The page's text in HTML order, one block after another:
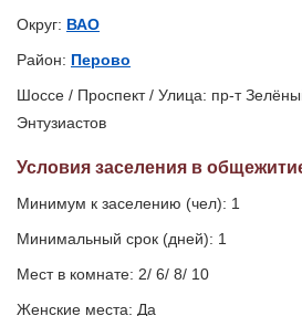
Округ: ВАО
Район: Перово
Шоссе / Проспект / Улица: пр-т
Энтузиастов
Условия заселения в
Минимум к заселению (чел): 1
Минимальный срок (дней): 1
Мест в комнате: 2/ 6/ 8/ 10
Женские места: Да